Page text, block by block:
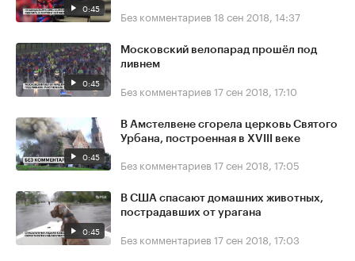
0:45 Без комментариев 18 сен 2018, 14:37
0:45
Московский велопарад прошёл под
ливнем
Без комментариев 17 сен 2018, 17:10
0:45
В Амстелвене сгорела церковь Святого
Урбана, построенная в XVIII веке
Без комментариев 17 сен 2018, 17:05
0:45
В США спасают домашних животных,
пострадавших от урагана
Без комментариев 17 сен 2018, 17:03